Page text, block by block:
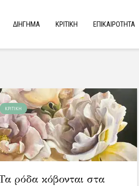
ΔΙΗΓΗΜΑ ΚΡΙΤΙΚΗ ΕΠΙΚΑΙΡΟΤΗΤΑ
ΚΡΙΤΙΚΗ
ρόδα κόβονται στα